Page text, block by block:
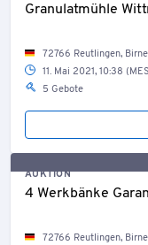
Granulatmühle
72766 Reutlingen,
11. Mai 2021, 10:38
5 Gebote
AUKTION
4 Werkbänke
72766 Reutlingen,